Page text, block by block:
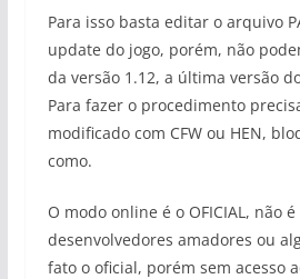
Para isso basta editar o arquivo
update do jogo, porém, não
da versão 1.12, a última versão
Para fazer o procedimento
modificado com CFW ou HEN,
como.
O modo online é o OFICIAL, não
desenvolvedores amadores ou
fato o oficial, porém sem acesso